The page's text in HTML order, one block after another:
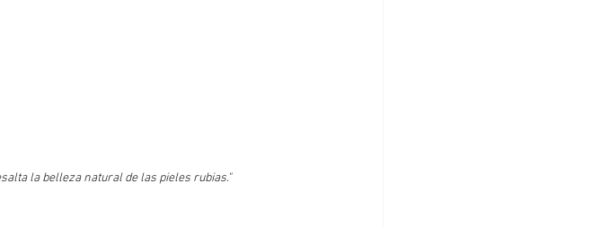
la belleza natural de las pieles rubias."